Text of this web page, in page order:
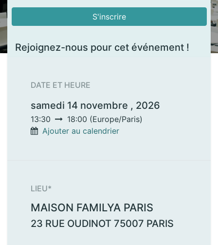
S'inscrire
Rejoignez-nous pour cet événement !
DATE ET HEURE
samedi 14 novembre , 2026
13:30 18:00 (Europe/Paris)
Ajouter au calendrier
LIEU*
MAISON FAMILYA PARIS
23 RUE OUDINOT 75007 PARIS